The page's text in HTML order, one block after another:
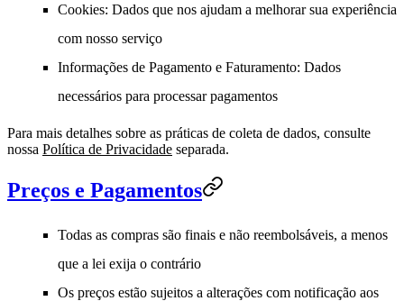
Cookies: Dados que nos ajudam a melhorar sua experiência
com nosso serviço
Informações de Pagamento e Faturamento: Dados
necessários para processar pagamentos
Para mais detalhes sobre as práticas de coleta de dados, consulte
nossa Política de Privacidade separada.
Preços e Pagamentos
Todas as compras são finais e não reembolsáveis, a menos
que a lei exija o contrário
Os preços estão sujeitos a alterações com notificação aos